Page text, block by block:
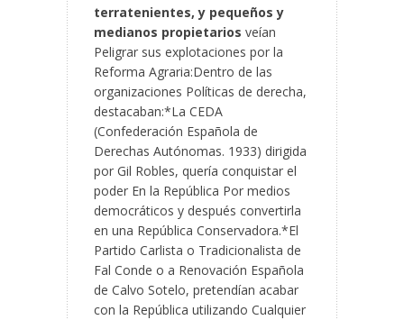
terratenientes, y pequeños y
medianos propietarios veían
Peligrar sus explotaciones por la
Reforma Agraria:Dentro de las
organizaciones Políticas de derecha,
destacaban:*La CEDA
(Confederación Española de
Derechas Autónomas. 1933) dirigida
por Gil Robles, quería conquistar el
poder En la República Por medios
democráticos y después convertirla
en una República Conservadora.*El
Partido Carlista o Tradicionalista de
Fal Conde o a Renovación Española
de Calvo Sotelo, pretendían acabar
con la República utilizando Cualquier